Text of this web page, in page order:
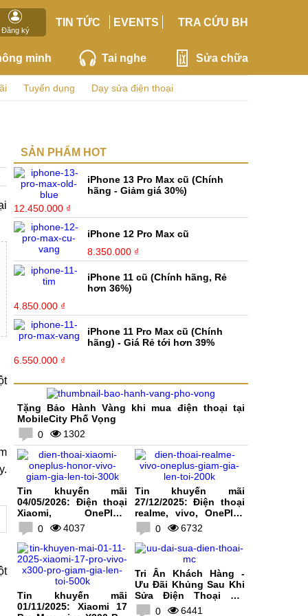
Đăng ký
TIN TỨC EVENTS TRA CỨU BH
minh Tai nghe Sửa chữa
Tuyển dụng Dạy sửa điện thoại
SẢN PHẨM HOT
iPhone 13 Pro Max cũ (Chính
hãng - Giảm giá 30%)
12.450.000 ₫
iPhone 12 Pro Max cũ
8.350.000 ₫
iPhone 11 cũ (Chính hãng, Rẻ
hơn 36%)
4.850.000 ₫
iPhone 11 Pro Max cũ (Chính
hãng) - Giá Rẻ tới hơn 39%
6.550.000 ₫
Tặng Bảo Hành Vàng khi mua điện thoại tại
MobileCity Phố Vọng
0
1302
Tin khuyến mãi
04/05/2026: Điện thoại
Xiaomi, OnePlus,
HONOR, vivo giảm giá
lên tới 300K
0 4037
Tin khuyến mãi
27/12/2025: Điện thoại
realme, vivo, OnePlus
giảm giá lên tới 200K
0 6732
Tin khuyến mãi
01/11/2025: Xiaomi 17
Tri Ân Khách Hàng -
Ưu Đãi Khủng Sau Khi
Sửa Điện Thoại Tại
MobileCity
0 6441